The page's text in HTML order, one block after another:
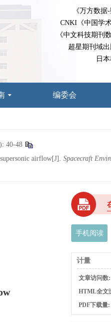
《万方数
CNKI《中国学
《中文科技期刊
超星期刊域
日
编委会
40-48
airflow[J]. Spacecraft
手机阅读
计量
文章访问数:
HTML全文
PDF下载量: